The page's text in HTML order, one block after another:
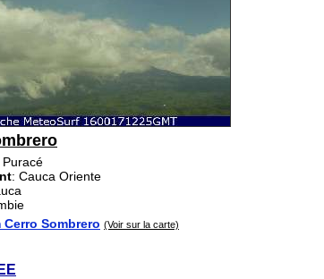
Puracé
: Cauca Oriente
Cerro Sombrero (Voir sur la carte)